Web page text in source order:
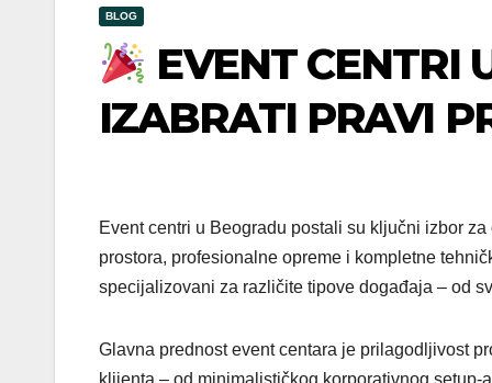
BLOG
EVENT CENTRI
IZABRATI PRAVI
Event centri u Beogradu postali su ključni izbor
prostora, profesionalne opreme i kompletne
specijalizovani za različite tipove događaja – od
Glavna prednost event centara je prilagodljivost